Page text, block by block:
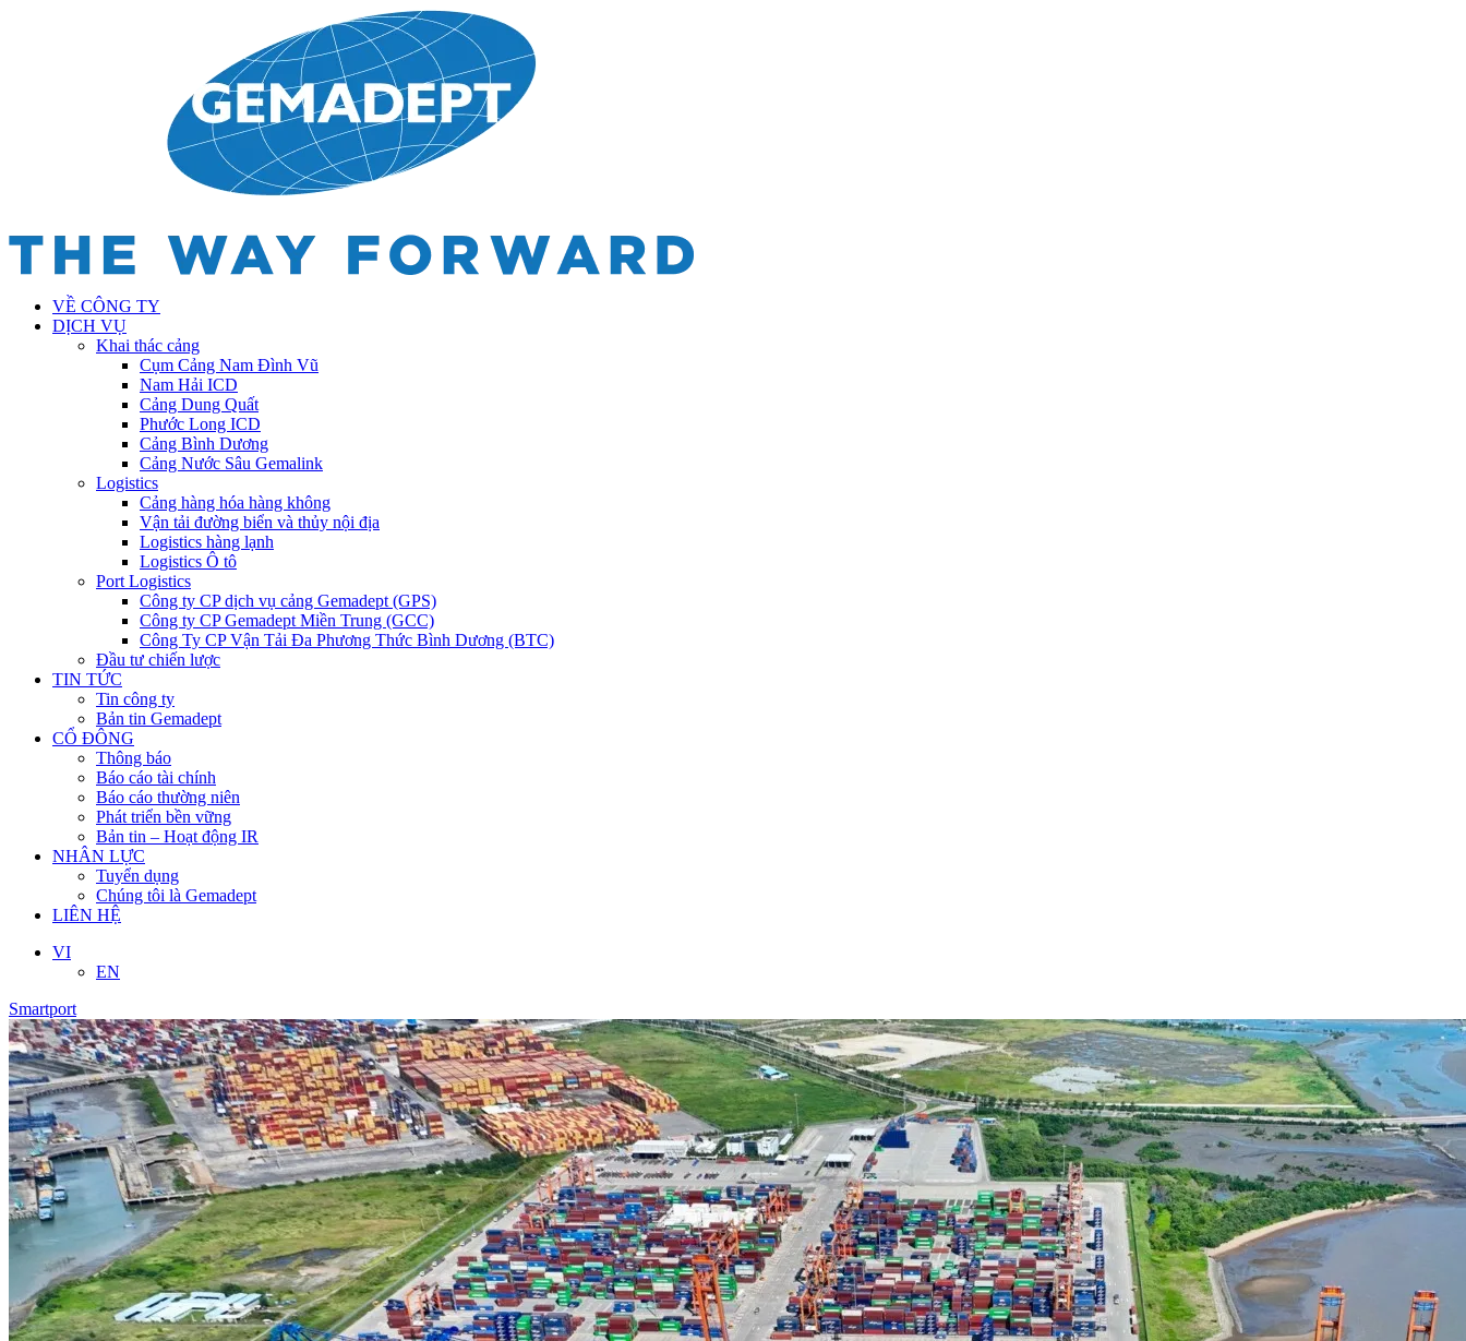
VỀ CÔNG TY
DỊCH VỤ
Khai thác cảng
Cụm Cảng Nam Đình Vũ
Nam Hải ICD
Cảng Dung Quất
Phước Long ICD
Cảng Bình Dương
Cảng Nước Sâu Gemalink
Logistics
Cảng hàng hóa hàng không
Vận tải đường biển và thủy nội địa
Logistics hàng lạnh
Logistics Ô tô
Port Logistics
Công ty CP dịch vụ cảng Gemadept (GPS)
Công ty CP Gemadept Miền Trung (GCC)
Công Ty CP Vận Tải Đa Phương Thức Bình Dương (BTC)
Đầu tư chiến lược
TIN TỨC
Tin công ty
Bản tin Gemadept
CỔ ĐÔNG
Thông báo
Báo cáo tài chính
Báo cáo thường niên
Phát triển bền vững
Bản tin – Hoạt động IR
NHÂN LỰC
Tuyển dụng
Chúng tôi là Gemadept
LIÊN HỆ
VI
EN
Smartport